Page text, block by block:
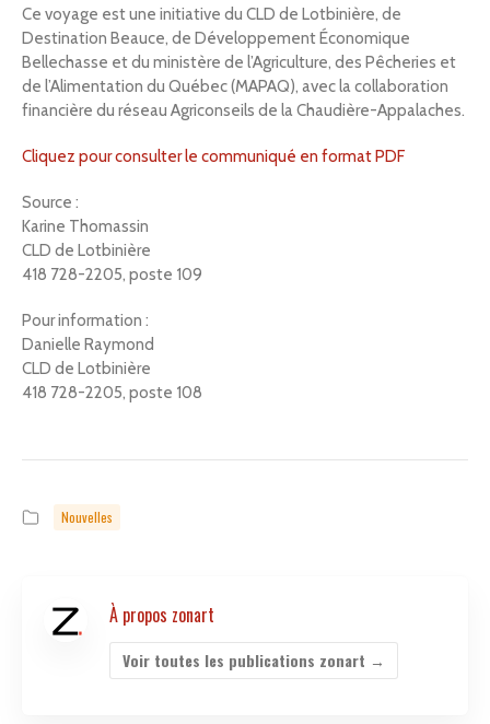
Ce voyage est une initiative du CLD de Lotbinière, de
Destination Beauce, de Développement Économique
Bellechasse et du ministère de l’Agriculture, des Pêcheries et
de l’Alimentation du Québec (MAPAQ), avec la collaboration
financière du réseau Agriconseils de la Chaudière-Appalaches.
Cliquez pour consulter le communiqué en format PDF
Source :
Karine Thomassin
CLD de Lotbinière
418 728-2205, poste 109
Pour information :
Danielle Raymond
CLD de Lotbinière
418 728-2205, poste 108
Nouvelles
À propos zonart
Voir toutes les publications zonart →